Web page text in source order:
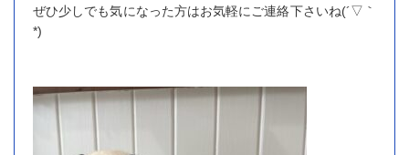
ぜひ少しでも気になった方はお気軽にご連絡下さいね(´▽｀
*)